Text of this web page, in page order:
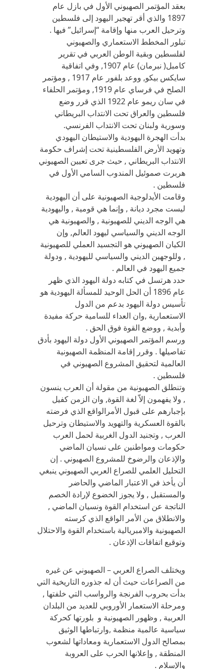
بعقد المؤتمر الصهيوني الأول في بازل عام
1897 والذي أقر تهجير اليهود إلى فلسطين
وترحيل العرب منها وإقامة “إسرائيل” فيها .
تبلور المخطط الاستعماري والصهيوني
لفلسطين وبقية الوطن العربي في تقرير
كامبل( نبرمان) عام 1907, وفي اتفاقية
سايكس بيكو, ووعد بلفور عام 1917 , ومؤتمر
الصلح في فرساي عام 1919, ومؤتمر الحلفاء
في سان ريمو عام 1922 الذي قرر وضع
فلسطين والعراق تحت الانتداب البريطاني
وسورية ولبنان تحت الانتداب الفرنسي.
بدأت الهجرة اليهودية والاستيطان اليهودي
وتهويد الأرض الفلسطينية تحت إشراف حكومة
الانتداب البريطاني , حيث جرى تعيين الصهيوني
هربرت صموئيل المندوب السامي الأول في
فلسطين .
وقامت الأيدلوجية الصهيونية على أن اليهودية
ليست مجرد ديانة , وإنما هي قومية , واليهودية
هي الوجه الديني للصهيونية , والصهيونية هي
الوجه الديني والسياسي ليهود العالم, وإن
الكيان الصهيوني هو التجسيد العملي للصهيونية
, وللوجهين الديني والسياسي لليهودية , ودولة
جميع اليهود في العالم .
حدد هرتسل في كتابه دولة اليهود الذي ظهر
عام 1896 أن الحل الوحيد للمسألة اليهودية هو
تأسيس دولة اليهود بدعم من الدول
الاستعمارية ,وان العداء للسامية حركة مفيدة
وأبدية , ووضع القوة فوق الحق .
ورسم المؤتمر الصهيوني الأول دولة اليهود بأدق
تفاصيلها . وقرر إقامة المنظمة الصهيونية
العالمية لتحقيق المشروع الصهيوني في
فلسطين .
وتنطلق الصهيونية من مقولة أن العرب ينسون
, ولا يفهمون إلاّ لغة القوة, وان الزمن كفيل
بإجبارهم على قبول الأمرالواقع الذي فرضته
بالقوة العسكرية والتهويد والاستيطان وترحيل
العرب , وتجنيد الدول الغربية لحمل العرب
حكومات ومواطنين على نسيان الماضي
والإذعان والرضوخ للمشروع الصهيوني . إن
التحليل العلمي للصراع العربي الصهيوني ينبغي
أن يأخذ في الاعتبار الماضي والحاضر
والمستقبل , ولا يجوز الخضوع لإرادة الخصم
الناتجة عن استخدام القوة ونسيان الماضي ,
والانطلاق من الأمر الواقع الذي كرسته
الصهيونية والامبريالية باستخدام القوة والاحتلال
وتوقيع اتفاقات الإذعان .
ويختلف الصراع العربي – الصهيوني عن غيره
من الصراعات حيث أن له جذوره التاريخية التي
بدأت بحروب الفرنجة والرواسب التي خلفتها ,
ومرحلة الاستعمار الأوروبي للعديد من البلدان
العربية , وظهور الصهيونية و بلورتها كحركة
سياسية عالمية منظمة ,وارتباطها الوثيق
بمصالح الدول الاستعمارية ومعاداتها لشعوب
المنطقة , وإعلانها الحرب على العروبة
والإسلام .